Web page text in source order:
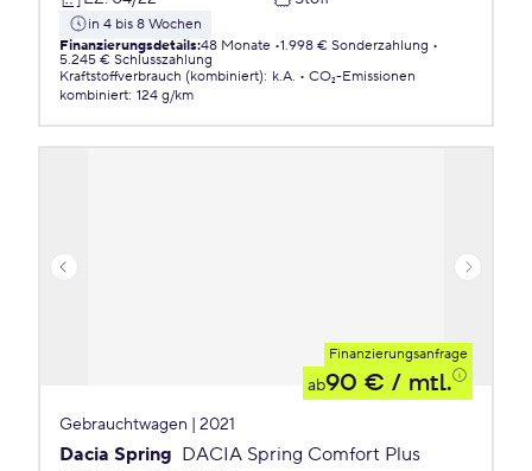
in 4 bis 8 Wochen
Finanzierungsdetails:48 Monate 1.998 € Sonderzahlung
5.245 € Schlusszahlung
Kraftstoffverbrauch (kombiniert): k.A.
CO₂-Emissionen
kombiniert: 124 g/km
Finanzierungsanfrage
ab90 € / mtl.
Gebrauchtwagen | 2021
Dacia Spring DACIA Spring Comfort Plus